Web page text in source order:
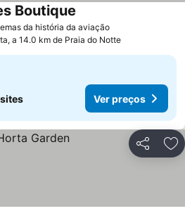
da história da aviação
Boutique
a 14.0 km de Praia do Notte
Ver preços
Partilhar